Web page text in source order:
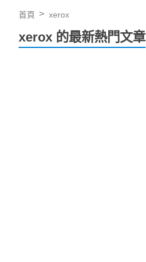
首頁 xerox
xerox 的最新熱門文章